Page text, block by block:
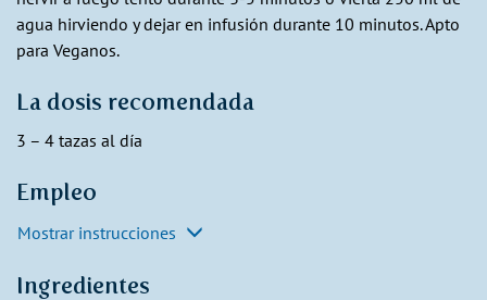
agua hirviendo y dejar en infusión durante 10 minutos. Apto
para Veganos.
La dosis recomendada
3 – 4 tazas al día
Empleo
Mostrar instrucciones
Ingredientes